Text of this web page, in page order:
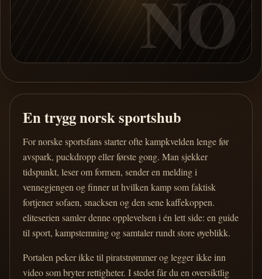
NO
En trygg norsk sportshub
For norske sportsfans starter ofte kampkvelden lenge før
avspark, puckdropp eller første gong. Man sjekker
tidspunkt, leser om formen, sender en melding i
vennegjengen og finner ut hvilken kamp som faktisk
fortjener sofaen, snacksen og den sene kaffekoppen.
eliteserien samler denne opplevelsen i én lett side: en guide
til sport, kampstemning og samtaler rundt store øyeblikk.
Portalen peker ikke til piratstrømmer og legger ikke inn
video som bryter rettigheter. I stedet får du en oversiktlig